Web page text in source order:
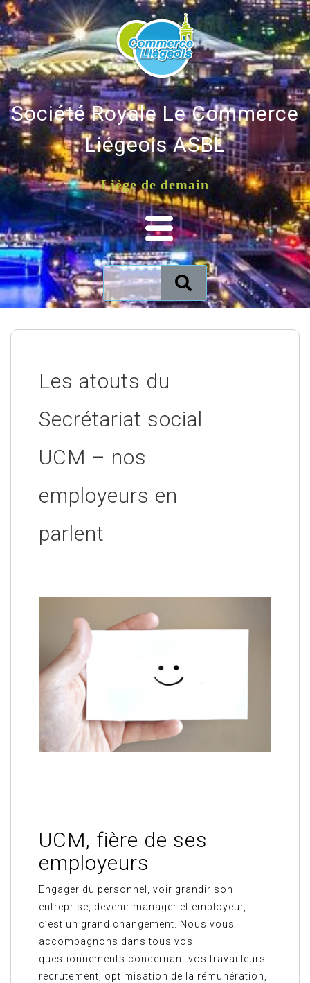
Société Royale Le Commerce
Liégeois ASBL
Liège de demain
Les atouts du
Secrétariat social
UCM – nos
employeurs en
parlent
UCM, fière de ses
employeurs
Engager du personnel, voir grandir son
entreprise, devenir manager et employeur,
c’est un grand changement. Nous vous
accompagnons dans tous vos
questionnements concernant vos travailleurs :
recrutement, optimisation de la rémunération,